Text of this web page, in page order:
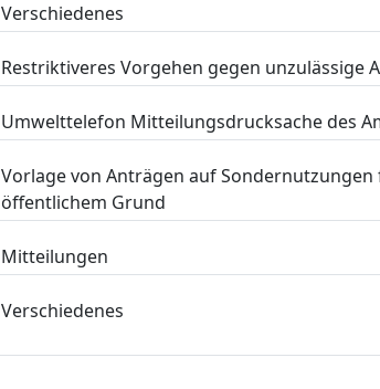
Verschiedenes
Restriktiveres Vorgehen gegen unzulässige
Umwelttelefon Mitteilungsdrucksache des
Vorlage von Anträgen auf
öffentlichem Grund
Mitteilungen
Verschiedenes